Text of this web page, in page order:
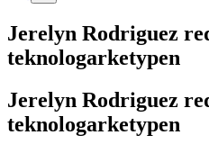
Jerelyn Rodriguez
teknologarketypen
Jerelyn Rodriguez
teknologarketypen